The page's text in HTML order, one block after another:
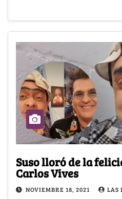
Suso lloró de la
Carlos Vives
NOVIEMBRE 18, 2021 LAS